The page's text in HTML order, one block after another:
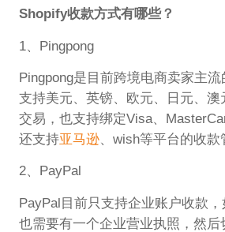
Shopify收款方式有哪些？
1、Pingpong
Pingpong是目前跨境电商卖家主流
支持美元、英镑、欧元、日元、澳
交易，也支持绑定Visa、
还支持亚马逊、wish等平台的收款
2、PayPal
PayPal目前只支持企业账户收款，
也需要有一个企业营业执照，然后